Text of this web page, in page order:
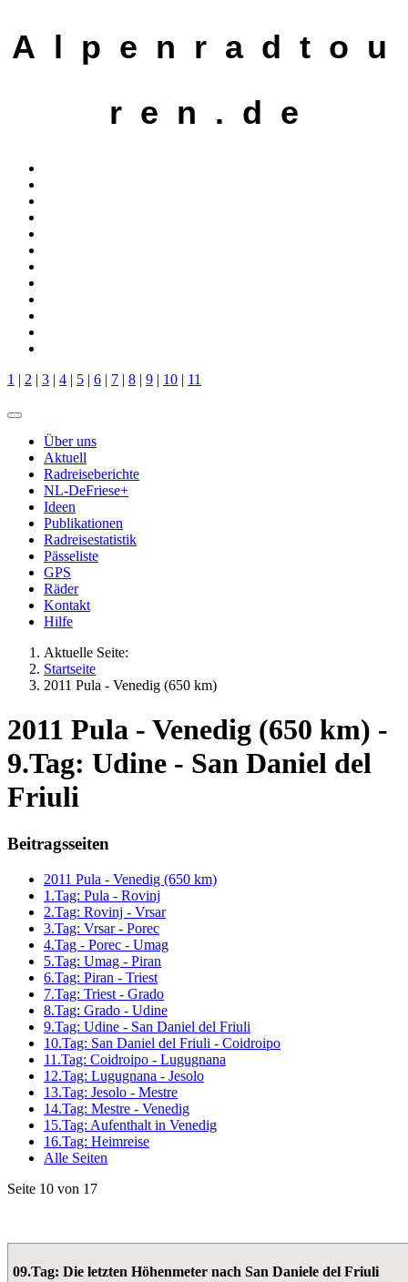
A l p e n r a d t o u
r e n . d e
1 | 2 | 3 | 4 | 5 | 6 | 7 | 8 | 9 | 10 | 11
Über uns
Aktuell
Radreiseberichte
NL-DeFriese+
Ideen
Publikationen
Radreisestatistik
Pässeliste
GPS
Räder
Kontakt
Hilfe
Aktuelle Seite:
Startseite
2011 Pula - Venedig (650 km)
2011 Pula - Venedig (650 km) -
9.Tag: Udine - San Daniel del
Friuli
Beitragsseiten
2011 Pula - Venedig (650 km)
1.Tag: Pula - Rovinj
2.Tag: Rovinj - Vrsar
3.Tag: Vrsar - Porec
4.Tag - Porec - Umag
5.Tag: Umag - Piran
6.Tag: Piran - Triest
7.Tag: Triest - Grado
8.Tag: Grado - Udine
9.Tag: Udine - San Daniel del Friuli
10.Tag: San Daniel del Friuli - Coidroipo
11.Tag: Coidroipo - Lugugnana
12.Tag: Lugugnana - Jesolo
13.Tag: Jesolo - Mestre
14.Tag: Mestre - Venedig
15.Tag: Aufenthalt in Venedig
16.Tag: Heimreise
Alle Seiten
Seite 10 von 17
09.Tag: Die letzten Höhenmeter nach San Daniele del Friuli